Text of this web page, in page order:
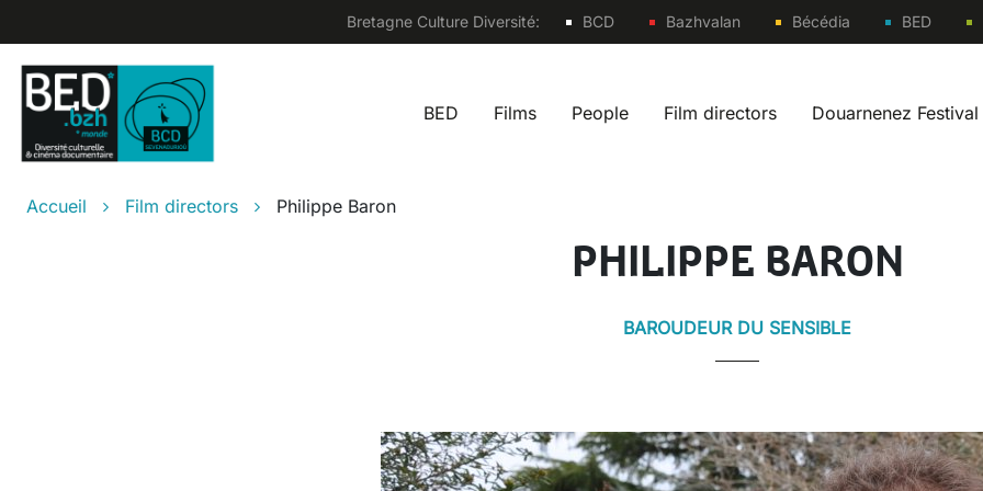
Bretagne Culture Diversité: Sites
BCD Bazhvalan Bécédia BED
Main navigation fr
BED Films People Film directors Douarnenez Festival
Breadcrumb
Accueil Film directors Philippe Baron
PHILIPPE BARON
BAROUDEUR DU SENSIBLE